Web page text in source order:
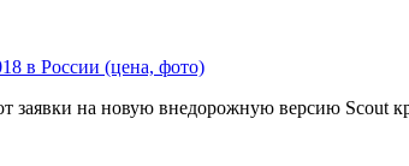
в России (цена, фото)
заявки на новую внедорожную версию Scout